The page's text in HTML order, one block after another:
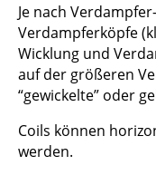
Je nach
Verdampferköpfe
Wicklung und
auf der größeren
“gewickelte” oder
Coils können
werden.